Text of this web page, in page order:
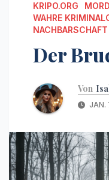
KRIPO.ORG
WAHRE
NACHBARSCHAFT
Der
Von
JAN.